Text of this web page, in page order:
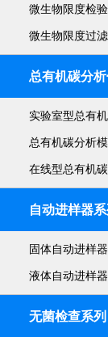
微生物限度检
微生物限度过
总有机碳分析
实验室型总有
总有机碳分析
在线型总有机
自动进样器系
固体自动进样器
液体自动进样器
无菌检查系列